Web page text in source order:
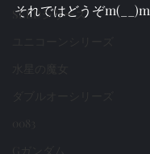
SEEDシリーズ
それではどうぞm(__)m